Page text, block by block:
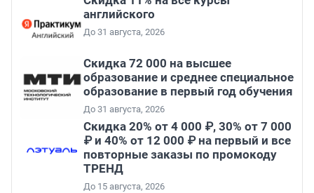
английского
До 31 августа, 2026
Скидка 72 000 на высшее
образование и среднее специальное
образование в первый год обучения
До 31 августа, 2026
Скидка 20% от 4 000 ₽, 30% от 7 000
₽ и 40% от 12 000 ₽ на первый и все
повторные заказы по промокоду
ТРЕНД
До 15 августа, 2026